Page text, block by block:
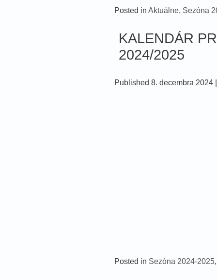
Posted in Aktuálne Sezóna
KALENDÁR
2024/2025
Published 8. decembra 2024
Posted in Sezóna 2024-2025